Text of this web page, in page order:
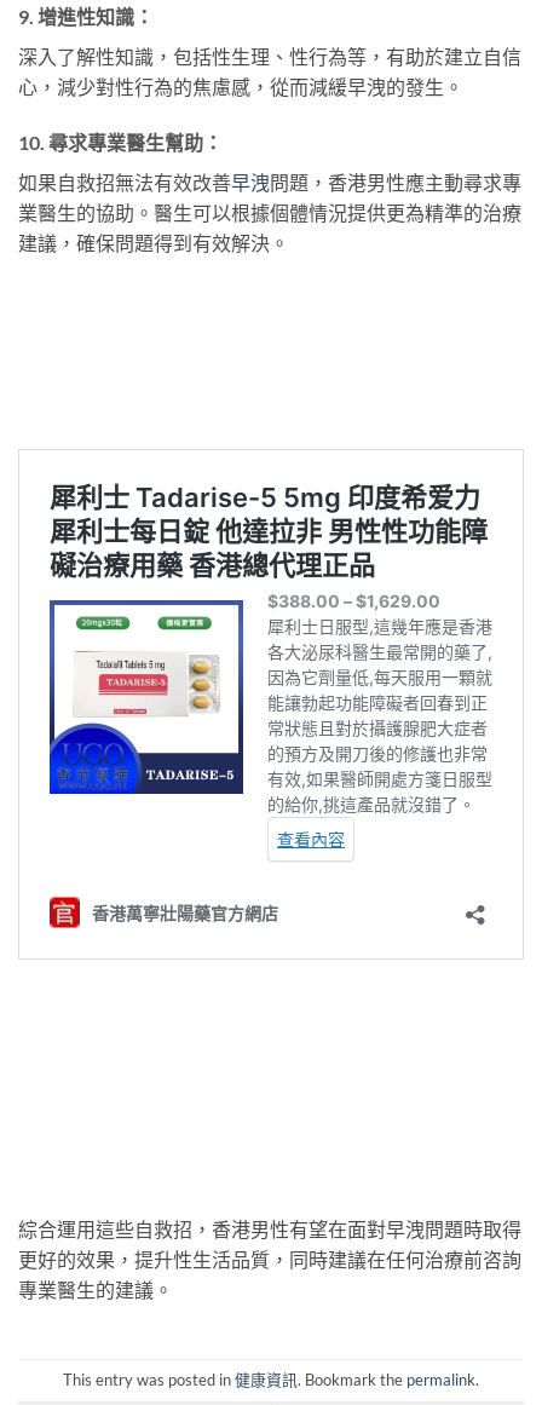
9. 增進性知識：
深入了解性知識，包括性生理、性行為等，有助於建立自信
心，減少對性行為的焦慮感，從而減緩早洩的發生。
10. 尋求專業醫生幫助：
如果自救招無法有效改善早洩問題，香港男性應主動尋求專
業醫生的協助。醫生可以根據個體情況提供更為精準的治療
建議，確保問題得到有效解決。
綜合運用這些自救招，香港男性有望在面對早洩問題時取得
更好的效果，提升性生活品質，同時建議在任何治療前咨詢
專業醫生的建議。
This entry was posted in健康資訊. Bookmark the permalink.